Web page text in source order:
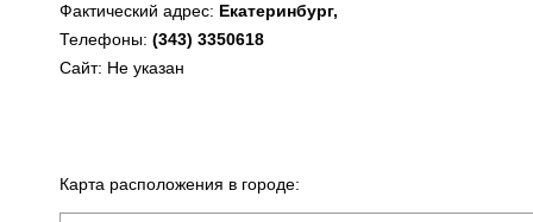
Фактический адрес: Екатеринбург,
Телефоны: (343) 3350618
Сайт: Не указан
Карта расположения в городе: